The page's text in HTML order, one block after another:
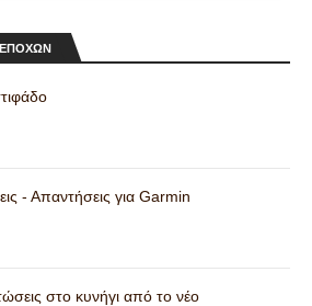
- Απαντήσεις για Garmin
στο κυνήγι από το νέο